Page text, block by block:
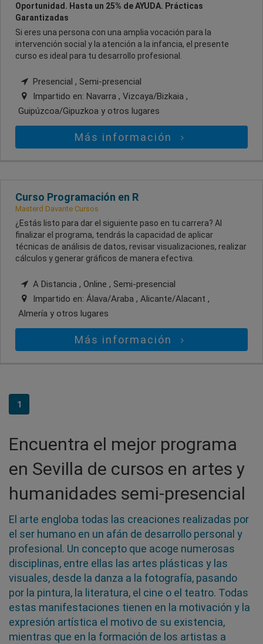
Oportunidad. Hasta un 25% de AYUDA. Prácticas
Garantizadas
Si eres una persona con una amplia vocación para la
intervención social y la atención a la infancia, el presente
curso es ideal para tu desarrollo profesional.
Presencial , Semi-presencial
Impartido en: Navarra , Vizcaya/Bizkaia ,
Guipúzcoa/Gipuzkoa y otros lugares
Más información
Curso Programación en R
Masterd Davante Cursos
¿Estás listo para dar el siguiente paso en tu carrera? Al
finalizar el programa, tendrás la capacidad de aplicar
técnicas de análisis de datos, revisar visualizaciones, realizar
cálculos y generar gráficos de manera efectiva.
A Distancia , Online , Semi-presencial
Impartido en: Álava/Araba , Alicante/Alacant ,
Almería y otros lugares
Más información
1
Encuentra el mejor programa
en Sevilla de cursos en artes y
humanidades semi-presencial
El arte engloba todas las creaciones realizadas por
el ser humano en un afán de desarrollo personal y
profesional. Un concepto que acoge numerosas
disciplinas, entre ellas las artes plásticas y las
visuales, desde la danza a la fotografía, pasando
por la pintura, la literatura, el cine o el teatro. Todas
estas manifestaciones tienen en la motivación y la
expresión artística el motivo de su existencia,
mientras que en la formación de los artistas a